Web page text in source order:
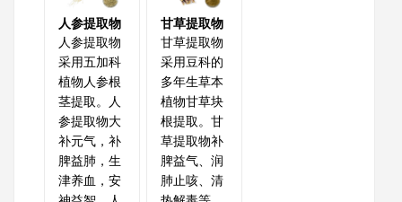
人参提取物
人参提取物
采用五加科
植物人参根
茎提取。人
参提取物大
补元气，补
脾益肺，生
津养血，安
甘草提取物
甘草提取物
采用豆科的
多年生草本
植物甘草块
根提取。甘
草提取物补
脾益气、润
肺止咳、清